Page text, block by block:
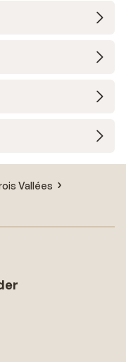
Vallées